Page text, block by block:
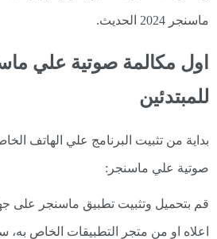
ماسنجر 2024 الحديث.
اول مكالمة صوتية علي
للمبتدئين
بداية من تثبيت البرنامج علي الهاتف
صوتية علي ماسنجر:
قم بتحميل وتثبيت تطبيق ماسنجر على
اعلاه او من متجر التطبيقات الخاص